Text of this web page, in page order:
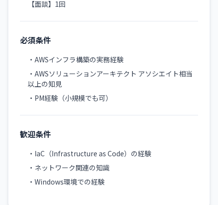
【面談】1回
必須条件
・AWSインフラ構築の実務経験
・AWSソリューションアーキテクト アソシエイト相当
以上の知見
・PM経験（小規模でも可）
歓迎条件
・IaC（Infrastructure as Code）の経験
・ネットワーク関連の知識
・Windows環境での経験